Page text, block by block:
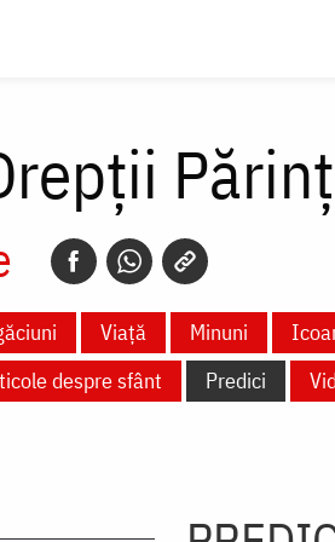
Viață Minuni
despre sfânt Predici